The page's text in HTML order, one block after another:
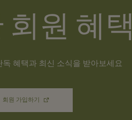
회원 혜택
혜택과 최신 소식을 받아보세요
회원 가입하기